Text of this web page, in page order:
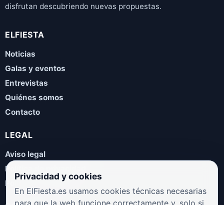
disfrutan descubriendo nuevas propuestas.
ELFIESTA
Noticias
Galas y eventos
Entrevistas
Quiénes somos
Contacto
LEGAL
Aviso legal
Política de privacidad
Política de cookies
Privacidad y cookies
En ElFiesta.es usamos cookies técnicas necesarias
para que la web funcione correctamente y, solo si